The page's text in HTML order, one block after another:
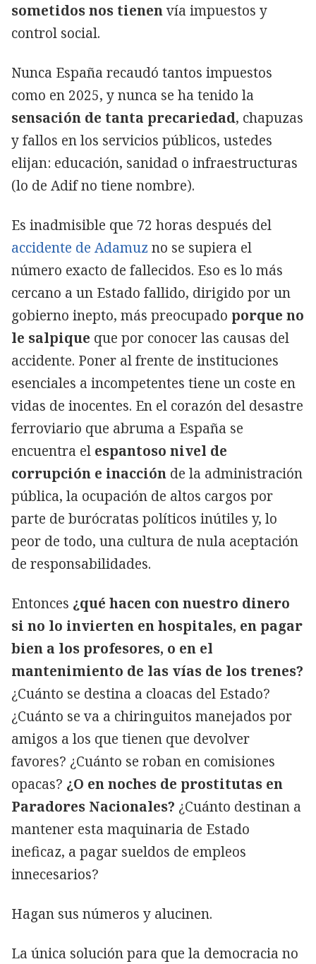
sometidos nos tienenvía impuestos y
control social.
Nunca España recaudó tantos impuestos
como en 2025, y nunca se ha tenido la
sensación de tanta precariedad, chapuzas
y fallos en los servicios públicos, ustedes
elijan: educación, sanidad o infraestructuras
(lo de Adif no tiene nombre).
Es inadmisible que 72 horas después del
accidente de Adamuz no se supiera el
número exacto de fallecidos. Eso es lo más
cercano a un Estado fallido, dirigido por un
gobierno inepto, más preocupado porque no
le salpique que por conocer las causas del
accidente. Poner al frente de instituciones
esenciales a incompetentes tiene un coste en
vidas de inocentes. En el corazón del desastre
ferroviario que abruma a España se
encuentra el espantoso nivel de
corrupción e inacción de la administración
pública, la ocupación de altos cargos por
parte de burócratas políticos inútiles y, lo
peor de todo, una cultura de nula aceptación
de responsabilidades.
Entonces ¿qué hacen con nuestro dinero
si no lo invierten en hospitales, en pagar
bien a los profesores, o en el
mantenimiento de las vías de los trenes?
¿Cuánto se destina a cloacas del Estado?
¿Cuánto se va a chiringuitos manejados por
amigos a los que tienen que devolver
favores? ¿Cuánto se roban en comisiones
opacas? ¿O en noches de prostitutas en
Paradores Nacionales? ¿Cuánto destinan a
mantener esta maquinaria de Estado
ineficaz, a pagar sueldos de empleos
innecesarios?
Hagan sus números y alucinen.
La única solución para que la democracia no